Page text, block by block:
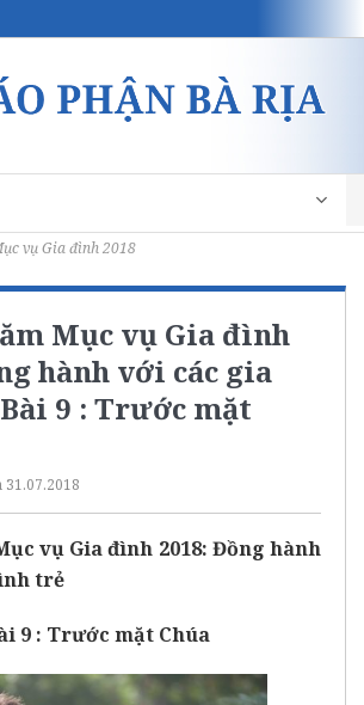
vụ Gia đình 2018
Mục vụ Gia đình
hành với các gia
9 : Trước mặt
31.07.2018
vụ Gia đình 2018: Đồng hành
trẻ
9 : Trước mặt Chúa